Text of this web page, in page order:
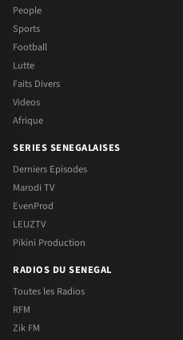
People
Sports
Football
Lutte
Faits Divers
Videos
Afrique
SERIES SENEGALAISES
Derniers Episodes
Marodi TV
EvenProd
LEUZTV
Pikini Production
RADIOS DU SENEGAL
Toutes les Radios
RFM
Zik FM